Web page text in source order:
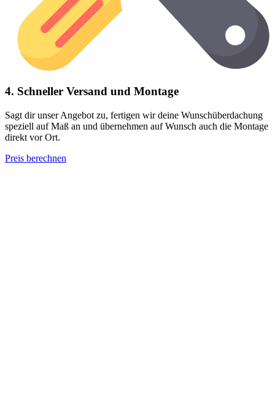
4. Schneller Versand und Montage
Sagt dir unser Angebot zu, fertigen wir deine Wunschüberdachung
speziell auf Maß an und übernehmen auf Wunsch auch die Montage
direkt vor Ort.
Preis berechnen